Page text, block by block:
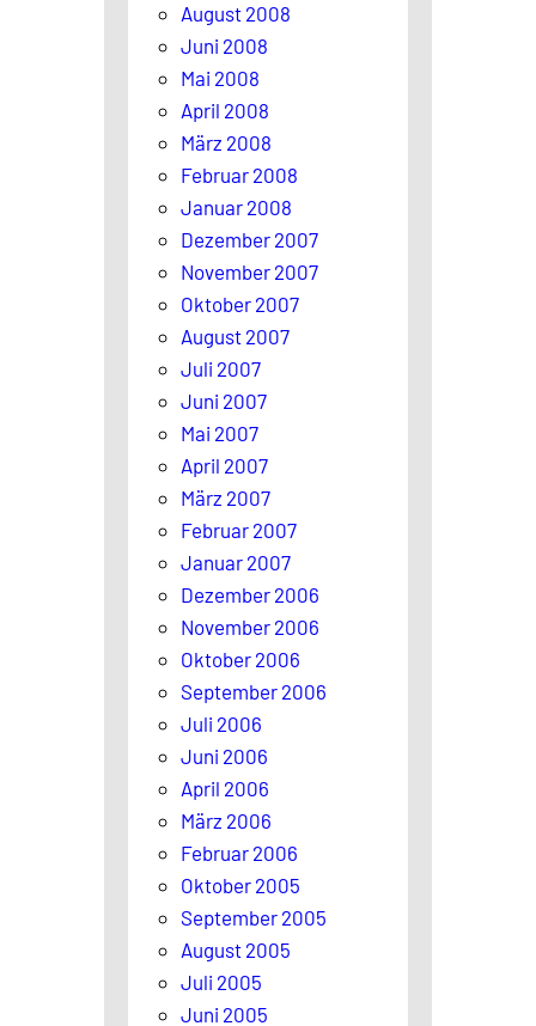
August 2008
Juni 2008
Mai 2008
April 2008
März 2008
Februar 2008
Januar 2008
Dezember 2007
November 2007
Oktober 2007
August 2007
Juli 2007
Juni 2007
Mai 2007
April 2007
März 2007
Februar 2007
Januar 2007
Dezember 2006
November 2006
Oktober 2006
September 2006
Juli 2006
Juni 2006
April 2006
März 2006
Februar 2006
Oktober 2005
September 2005
August 2005
Juli 2005
Juni 2005